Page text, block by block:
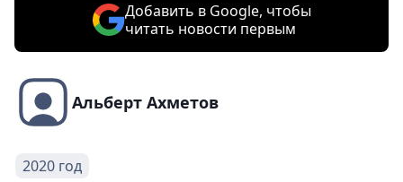
Добавить в Google, чтобы
читать новости первым
Альберт Ахметов
2020 год